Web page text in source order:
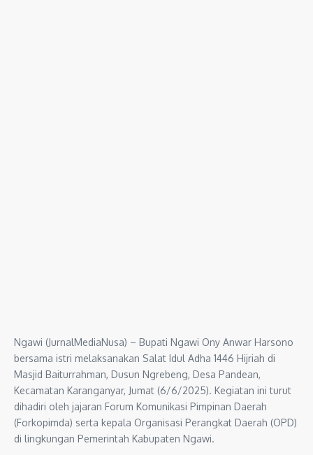
Ngawi (JurnalMediaNusa) – Bupati Ngawi Ony Anwar Harsono
bersama istri melaksanakan Salat Idul Adha 1446 Hijriah di
Masjid Baiturrahman, Dusun Ngrebeng, Desa Pandean,
Kecamatan Karanganyar, Jumat (6/6/2025). Kegiatan ini turut
dihadiri oleh jajaran Forum Komunikasi Pimpinan Daerah
(Forkopimda) serta kepala Organisasi Perangkat Daerah (OPD)
di lingkungan Pemerintah Kabupaten Ngawi.